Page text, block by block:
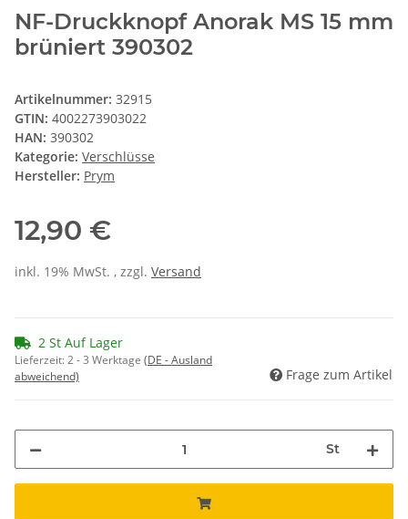
NF-Druckknopf Anorak MS 15 mm
brüniert 390302
Artikelnummer: 32915
GTIN: 4002273903022
HAN: 390302
Kategorie: Verschlüsse
Hersteller: Prym
12,90 €
inkl. 19% MwSt. , zzgl. Versand
2 St Auf Lager
Lieferzeit:2 - 3 Werktage (DE - Ausland
abweichend)
Frage zum Artikel
St